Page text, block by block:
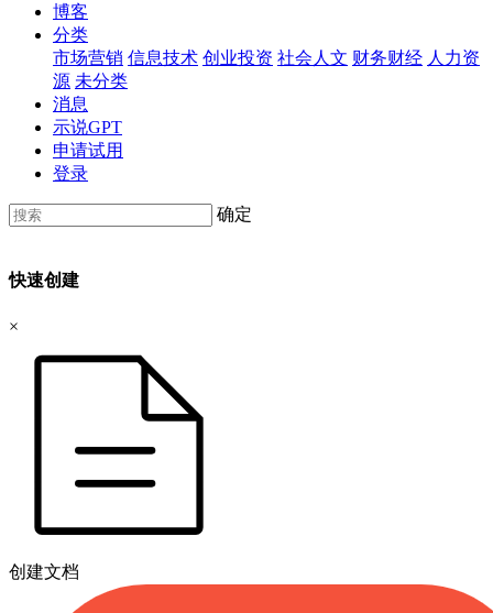
博客
分类
市场营销 信息技术 创业投资 社会人文 财务财经 人力资
源 未分类
消息
示说GPT
申请试用
登录
确定
快速创建
×
创建文档